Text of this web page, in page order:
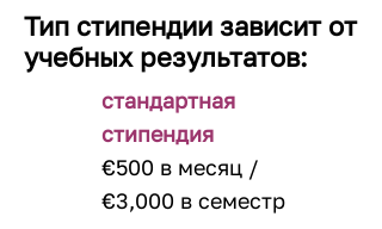
Тип стипендии зависит от
учебных результатов:
стандартная
стипендия
€500 в месяц /
€3,000 в семестр